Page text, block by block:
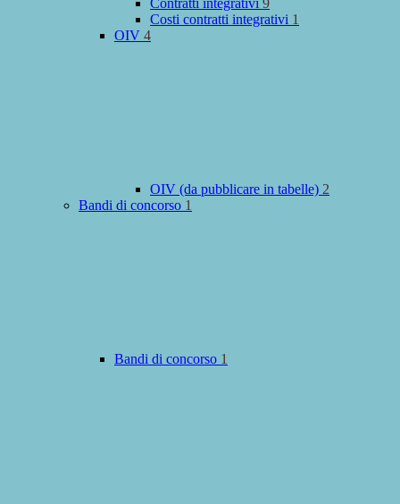
Contratti integrativi 9
Costi contratti integrativi 1
OIV 4
OIV (da pubblicare in tabelle) 2
Bandi di concorso 1
Bandi di concorso 1